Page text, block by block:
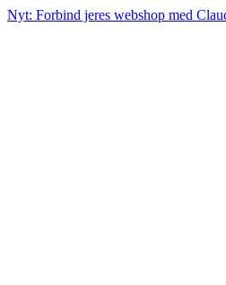
Nyt: Forbind jeres webshop med